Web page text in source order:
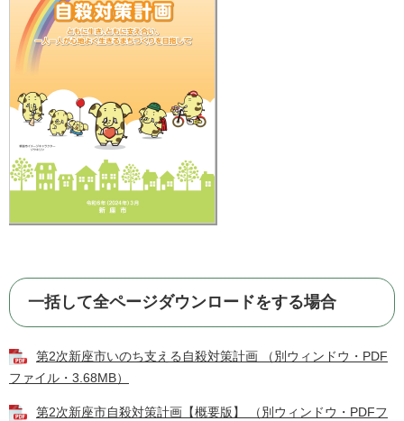
一括して全ページダウンロードをする場合
第2次新座市いのち支える自殺対策計画 （別ウィンドウ・PDF
ファイル・3.68MB）
第2次新座市自殺対策計画【概要版】 （別ウィンドウ・PDFフ